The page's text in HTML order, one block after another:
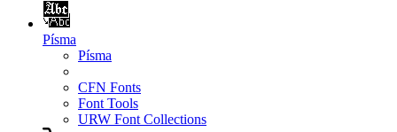
Písma
Písma
CFN Fonts
Font Tools
URW Font Collections